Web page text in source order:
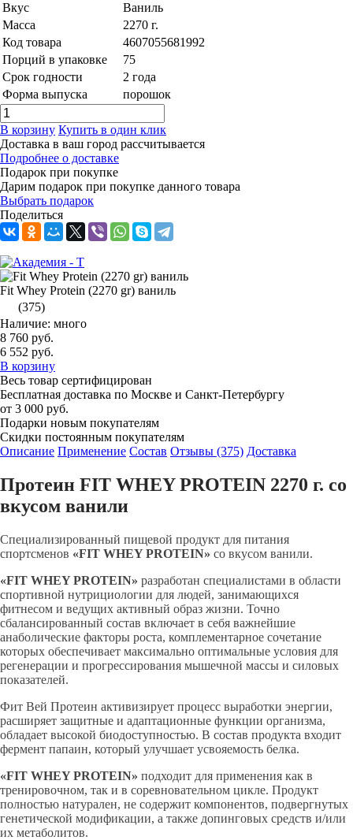
Вкус
Ваниль
Масса
2270 г.
Код товара
4607055681992
Порций в упаковке
75
Срок годности
2 года
Форма выпуска
порошок
В корзину Купить в один клик
Доставка в ваш город рассчитывается
Подробнее о доставке
Подарок при покупке
Дарим подарок при покупке данного товара
Выбрать подарок
Поделиться
Fit Whey Protein (2270 gr) ваниль
(375)
Наличие: много
8 760 руб.
6 552 руб.
В корзину
Весь товар сертифицирован
Бесплатная доставка по Москве и Санкт-Петербургу
от 3 000 руб.
Подарки новым покупателям
Скидки постоянным покупателям
Описание Применение Состав Отзывы (375) Доставка
Протеин FIT WHEY PROTEIN 2270 г. со
вкусом ванили
Специализированный пищевой продукт для питания
спортсменов «FIT WHEY PROTEIN» со вкусом ванили.
«FIT WHEY PROTEIN» разработан специалистами в области
спортивной нутрициологии для людей, занимающихся
фитнесом и ведущих активный образ жизни. Точно
сбалансированный состав включает в себя важнейшие
анаболические факторы роста, комплементарное сочетание
которых обеспечивает максимально оптимальные условия для
регенерации и прогрессирования мышечной массы и силовых
показателей.
Фит Вей Протеин активизирует процесс выработки энергии,
расширяет защитные и адаптационные функции организма,
обладает высокой биодоступностью. В состав продукта входит
фермент папаин, который улучшает усвояемость белка.
«FIT WHEY PROTEIN» подходит для применения как в
тренировочном, так и в соревновательном цикле. Продукт
полностью натурален, не содержит компонентов, подвергнутых
генетической модификации, а также допинговых средств и/или
их метаболитов.